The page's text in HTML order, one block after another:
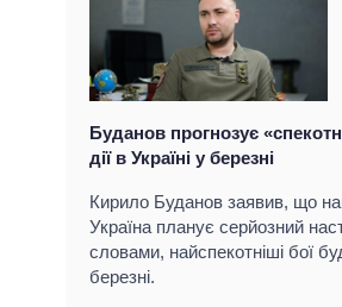
Буданов прогнозує
дії в Україні у березні
Кирило Буданов заявив, що
Україна планує серйозний
словами, найспекотніші бої
березні.